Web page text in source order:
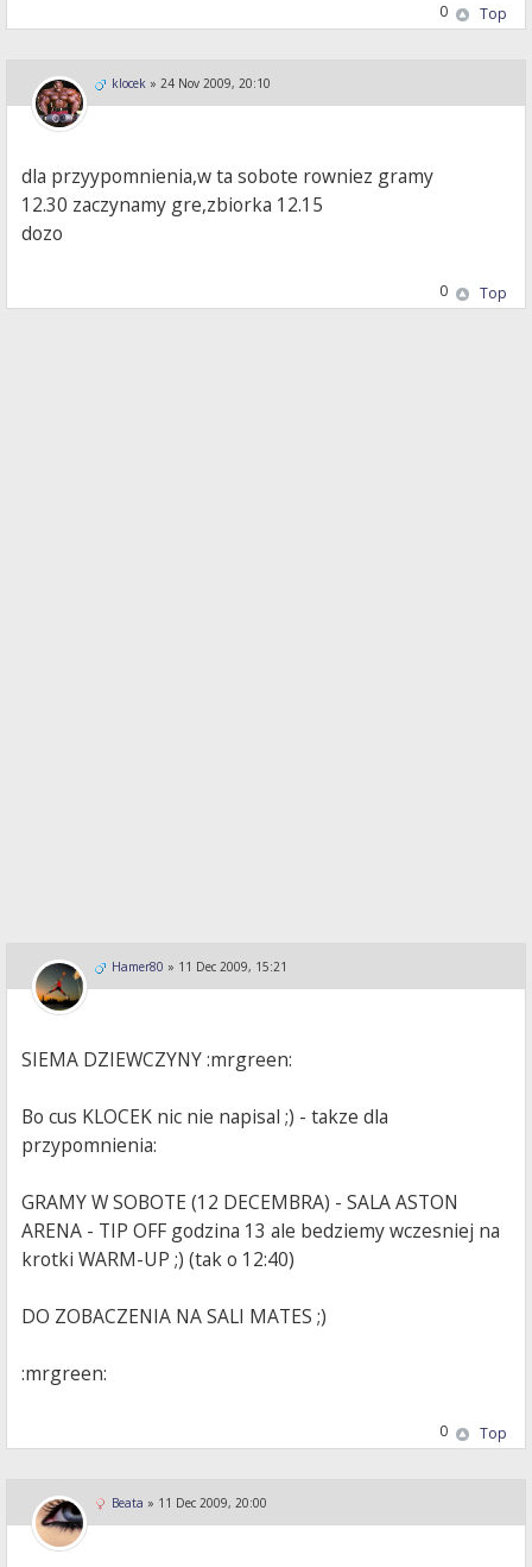
Top
0
klocek » 24 Nov 2009, 20:10
dla przyypomnienia,w ta sobote rowniez gramy
12.30 zaczynamy gre,zbiorka 12.15
dozo
Top
0
Hamer80 » 11 Dec 2009, 15:21
SIEMA DZIEWCZYNY :mrgreen:
Bo cus KLOCEK nic nie napisal ;) - takze dla
przypomnienia:
GRAMY W SOBOTE (12 DECEMBRA) - SALA ASTON
ARENA - TIP OFF godzina 13 ale bedziemy wczesniej na
krotki WARM-UP ;) (tak o 12:40)
DO ZOBACZENIA NA SALI MATES ;)
:mrgreen:
Top
0
Beata » 11 Dec 2009, 20:00